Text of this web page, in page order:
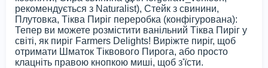
рекомендується з Naturalist), Стейк з свинини,
Плутовка, Тіква Пиріг переробка (конфігурована):
Тепер ви можете розмістити ванільний Тіква Пиріг у
світі, як пиріг Farmers Delights! Виріжте пиріг, щоб
отримати Шматок Тіквового Пирога, або просто
клацніть правою кнопкою миші, щоб з'їсти.